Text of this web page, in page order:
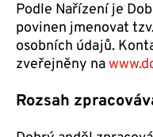
Podle Nařízení je
povinen jmenovat
osobních údajů.
zveřejněny na
Rozsah